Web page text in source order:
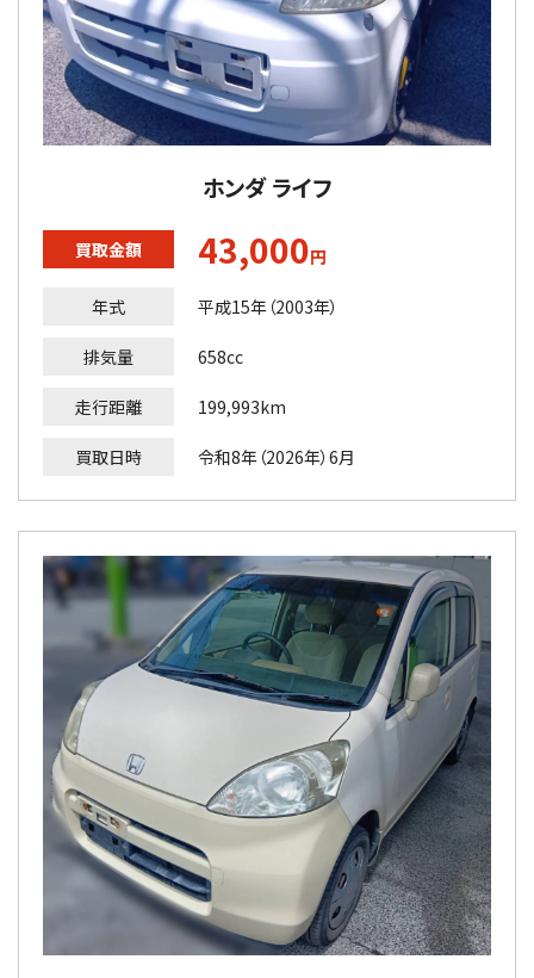
ホンダ ライフ
買取金額 43,000円
年式 平成15年（2003年）
排気量 658cc
走行距離 199,993km
買取日時 令和8年（2026年）6月